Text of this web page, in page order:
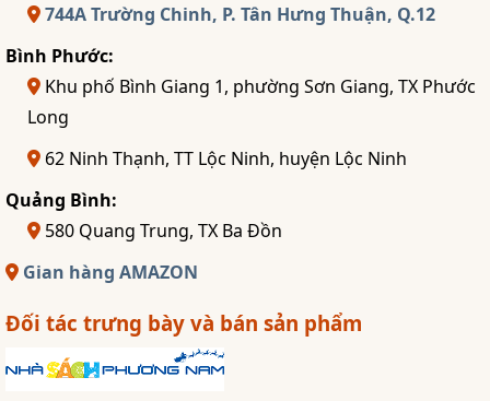
744A Trường Chinh, P. Tân Hưng Thuận, Q.12
Bình Phước:
Khu phố Bình Giang 1, phường Sơn Giang, TX Phước
Long
62 Ninh Thạnh, TT Lộc Ninh, huyện Lộc Ninh
Quảng Bình:
580 Quang Trung, TX Ba Đồn
Gian hàng AMAZON
Đối tác trưng bày và bán sản phẩm